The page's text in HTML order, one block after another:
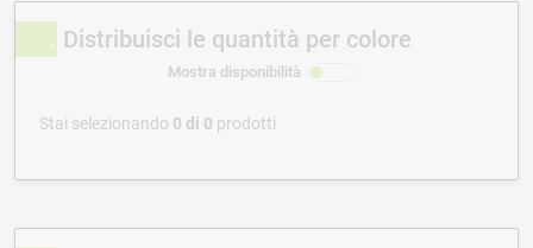
Distribuisci le quantità per colore
Mostra disponibilità
Stai selezionando 0 di 0 prodotti